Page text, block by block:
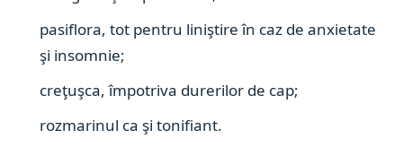
pasiflora, tot pentru liniştire în caz de anxietate
şi insomnie;
creţuşca, împotriva durerilor de cap;
rozmarinul ca şi tonifiant.